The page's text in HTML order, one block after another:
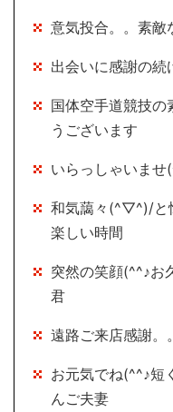
意気投合。。素敵
出会いに感謝の
国体空手道競技
うございます
いらっしゃいま
和気藹々(^▽^)/と
楽しい時間
突然の笑顔(^^♪お
君
遠路ご来店感謝。
お元気でね(^^♪短
んご夫妻